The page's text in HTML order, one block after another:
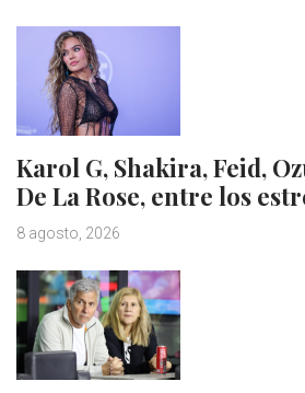
Karol G, Shakira, Feid,
De La Rose, entre los
8 agosto, 2026